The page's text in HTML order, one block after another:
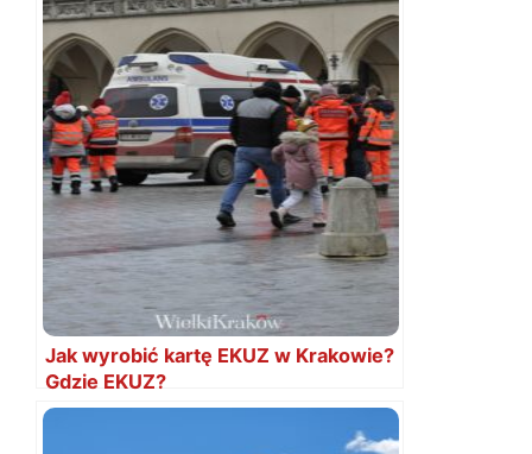
Jak wyrobić kartę EKUZ w Krakowie?
Gdzie EKUZ?